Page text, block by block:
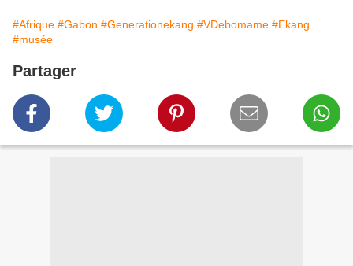
#Afrique #Gabon #Generationekang #VDebomame #Ekang
#musée
Partager